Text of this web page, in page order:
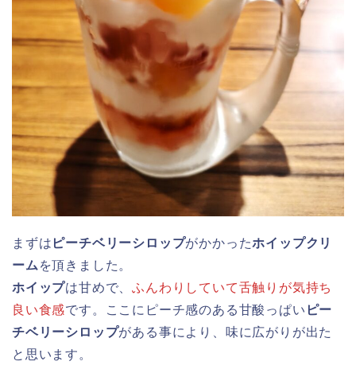
まずは ピーチベリーシロップがかかったホイップクリ
ーム を頂きました。
ホイップは甘めで、ふんわりしていて舌触りが気持ち
良い食感です。ここにピーチ感のある甘酸っぱい ピー
チベリーシロップがある事により、味に広がりが出た
と思います。